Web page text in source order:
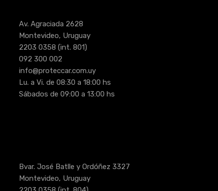
Av. Agraciada 2628
Montevideo, Uruguay
2203 0358 (int. 801)
092 300 002
info@proteccar.com.uy
Lu. a Vi. de 08:30 a 18:00 hs
Sábados de 09:00 a 13:00 hs
Bvar. José Batlle y Ordóñez 3327
Montevideo, Uruguay